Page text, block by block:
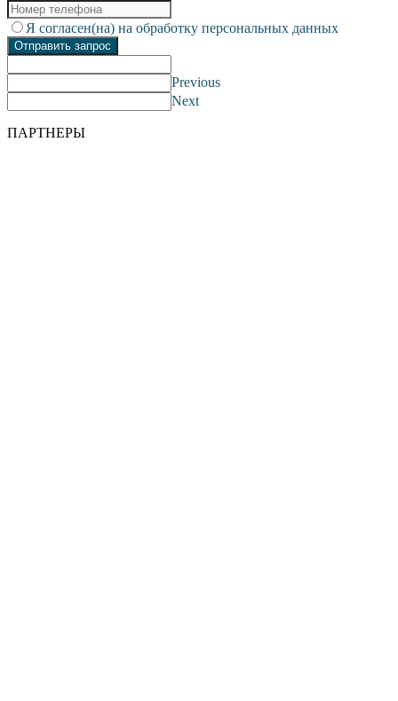
Я согласен(на) на обработку персональных данных
Отправить запрос
Previous
Next
ПАРТНЕРЫ